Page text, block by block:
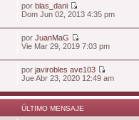
porblas_dani
Dom Jun 02, 2013 4:35 pm
porJuanMaG
Vie Mar 29, 2019 7:03 pm
porjavirobles ave103
Jue Abr 23, 2020 12:49 am
ÚLTIMO MENSAJE